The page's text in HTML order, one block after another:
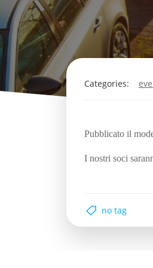
Categories:
Pubblicato il
I nostri soci
no tag